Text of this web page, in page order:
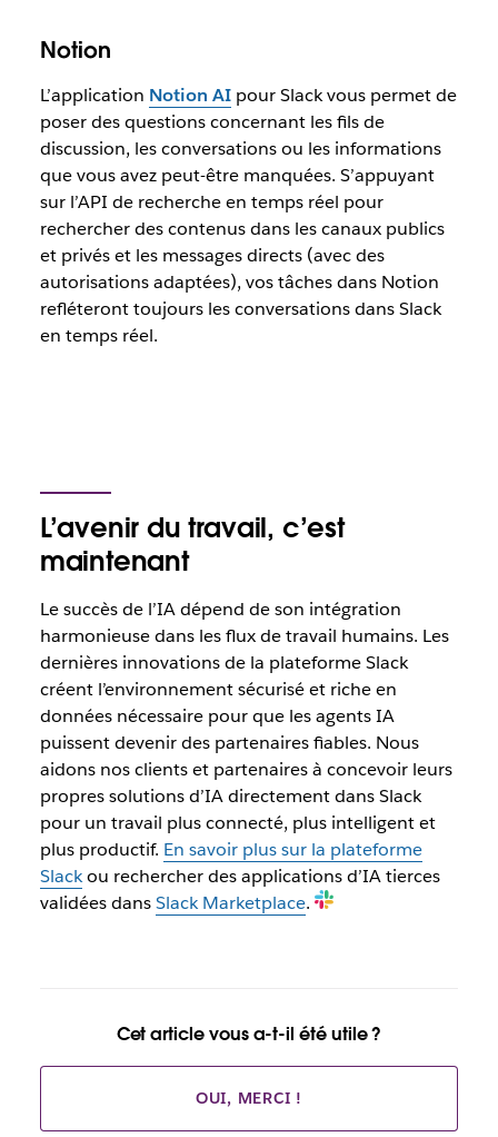
Notion
L’application Notion AIpour Slack vous permet de
poser des questions concernant les fils de
discussion, les conversations ou les informations
que vous avez peut-être manquées. S’appuyant
sur l’API de recherche en temps réel pour
rechercher des contenus dans les canaux publics
et privés et les messages directs (avec des
autorisations adaptées), vos tâches dans Notion
refléteront toujours les conversations dans Slack
en temps réel.
L’avenir du travail, c’est
maintenant
Le succès de l’IA dépend de son intégration
harmonieuse dans les flux de travail humains. Les
dernières innovations de la plateforme Slack
créent l’environnement sécurisé et riche en
données nécessaire pour que les agents IA
puissent devenir des partenaires fiables. Nous
aidons nos clients et partenaires à concevoir leurs
propres solutions d’IA directement dans Slack
pour un travail plus connecté, plus intelligent et
plus productif. En savoir plus sur la plateforme
Slackou rechercher des applications d’IA tierces
validées dansSlack Marketplace.
Cet article vous a-t-il été utile ?
OUI, MERCI !